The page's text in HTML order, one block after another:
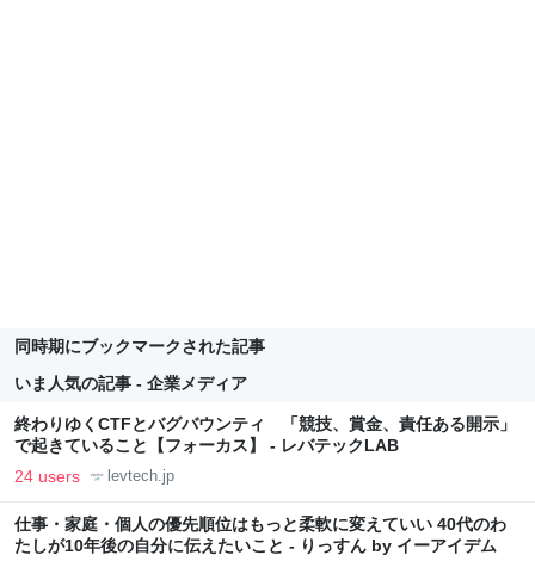
同時期にブックマークされた記事
いま人気の記事 - 企業メディア
終わりゆくCTFとバグバウンティ 「競技、賞金、責任ある開示」
で起きていること【フォーカス】 - レバテックLAB
24 users levtech.jp
仕事・家庭・個人の優先順位はもっと柔軟に変えていい 40代のわ
たしが10年後の自分に伝えたいこと - りっすん by イーアイデム